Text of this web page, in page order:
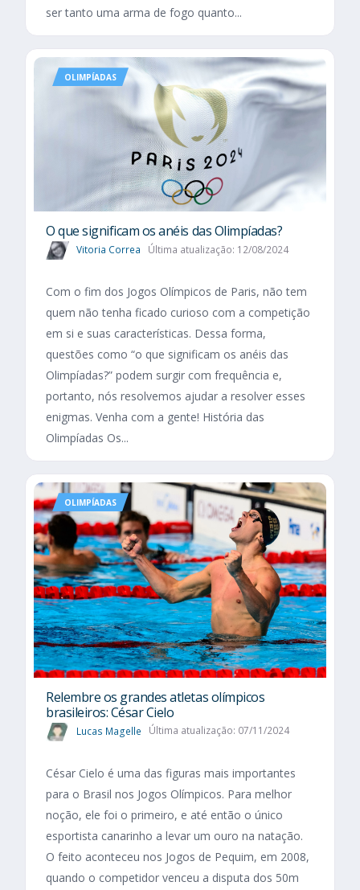
ser tanto uma arma de fogo quanto...
OLIMPÍADAS
O que significam os anéis das Olimpíadas?
Vitoria Correa Última atualização: 12/08/2024
Com o fim dos Jogos Olímpicos de Paris, não tem
quem não tenha ficado curioso com a competição
em si e suas características. Dessa forma,
questões como “o que significam os anéis das
Olimpíadas?” podem surgir com frequência e,
portanto, nós resolvemos ajudar a resolver esses
enigmas. Venha com a gente! História das
Olimpíadas Os...
OLIMPÍADAS
Relembre os grandes atletas olímpicos
brasileiros: César Cielo
Lucas Magelle Última atualização: 07/11/2024
César Cielo é uma das figuras mais importantes
para o Brasil nos Jogos Olímpicos. Para melhor
noção, ele foi o primeiro, e até então o único
esportista canarinho a levar um ouro na natação.
O feito aconteceu nos Jogos de Pequim, em 2008,
quando o competidor venceu a disputa dos 50m